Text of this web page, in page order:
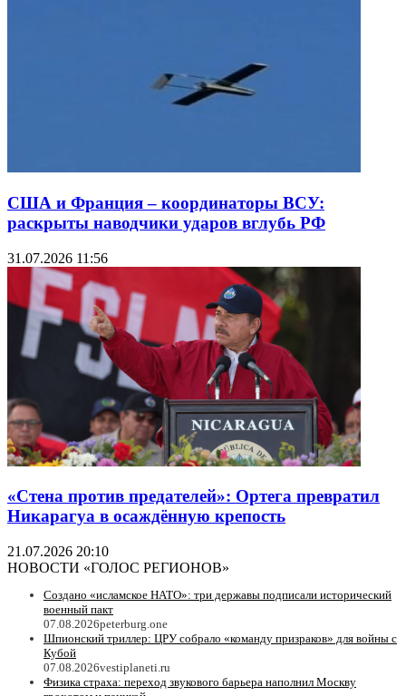
США и Франция – координаторы ВСУ:
раскрыты наводчики ударов вглубь РФ
31.07.2026 11:56
«Стена против предателей»: Ортега превратил
Никарагуа в осаждённую крепость
21.07.2026 20:10
НОВОСТИ «ГОЛОС РЕГИОНОВ»
Создано «исламское НАТО»: три державы подписали исторический
военный пакт
07.08.2026peterburg.one
Шпионский триллер: ЦРУ собрало «команду призраков» для войны с
Кубой
07.08.2026vestiplaneti.ru
Физика страха: переход звукового барьера наполнил Москву